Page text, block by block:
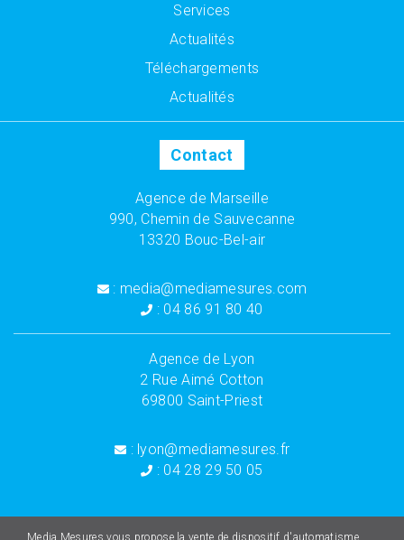
Services
Actualités
Téléchargements
Actualités
Contact
Agence de Marseille
990, Chemin de Sauvecanne
13320 Bouc-Bel-air
: media@mediamesures.com
: 04 86 91 80 40
Agence de Lyon
2 Rue Aimé Cotton
69800 Saint-Priest
: lyon@mediamesures.fr
: 04 28 29 50 05
Media Mesures vous propose la vente de dispositif d'automatisme